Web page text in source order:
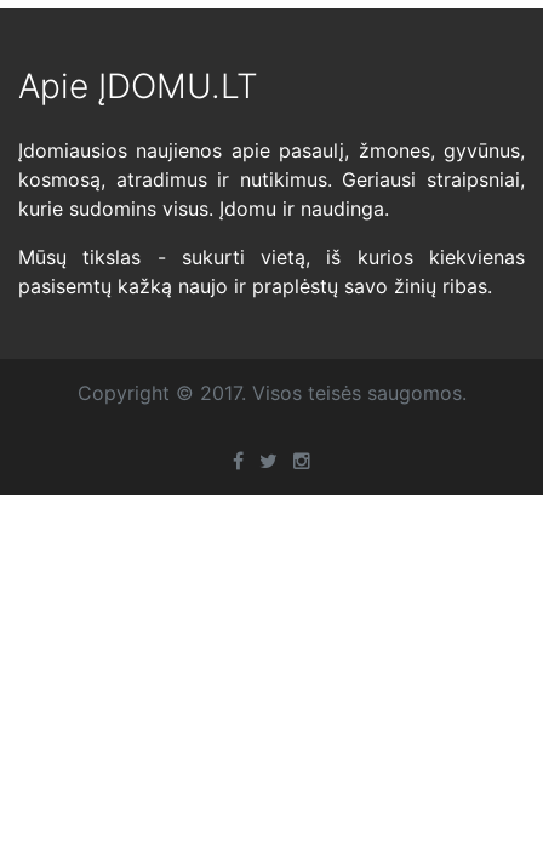
Apie ĮDOMU.LT
Įdomiausios naujienos apie pasaulį, žmones, gyvūnus,
kosmosą, atradimus ir nutikimus. Geriausi straipsniai,
kurie sudomins visus. Įdomu ir naudinga.
Mūsų tikslas - sukurti vietą, iš kurios kiekvienas
pasisemtų kažką naujo ir praplėstų savo žinių ribas.
Copyright © 2017. Visos teisės saugomos.